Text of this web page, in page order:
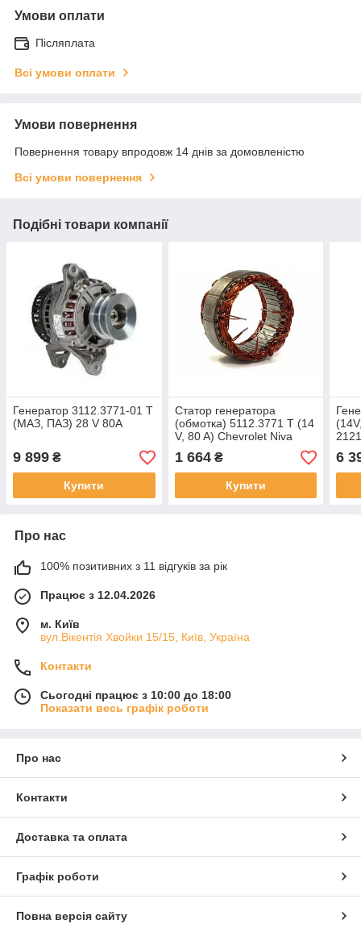
Умови оплати
Післяплата
Всі умови оплати
Умови повернення
Повернення товару впродовж 14 днів за домовленістю
Всі умови повернення
Подібні товари компанії
Генератор 3112.3771-01 Т
(МАЗ, ПАЗ) 28 V 80A
9 899 ₴
Купити
Статор генератора
(обмотка) 5112.3771 Т (14
V, 80 A) Chevrolet Niva
1 664₴
Купити
6
Про нас
100% позитивних з 11 відгуків за рік
Працює з 12.04.2026
м. Київ
вул.Вікентія Хвойки 15/15, Київ, Україна
Контакти
Сьогодні працює з 10:00 до 18:00
Показати весь графік роботи
Про нас
Контакти
Доставка та оплата
Графік роботи
Повна версія сайту